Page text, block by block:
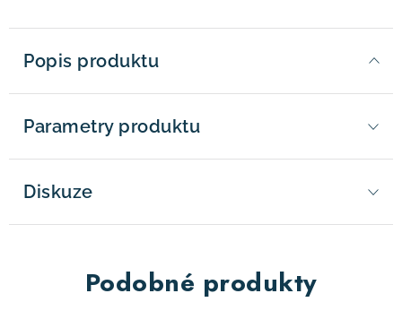
Popis produktu
Parametry produktu
Diskuze
Podobné produkty